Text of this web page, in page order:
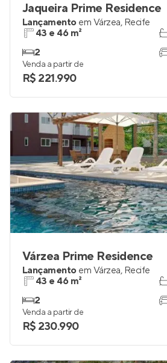
Jaqueira Prime Residence
Lançamento em Várzea, Recife
43 e 46 m²
2
Venda a partir de
R$ 221.990
Várzea Prime Residence
Lançamento em Várzea, Recife
43 e 46 m²
2
Venda a partir de
R$ 230.990